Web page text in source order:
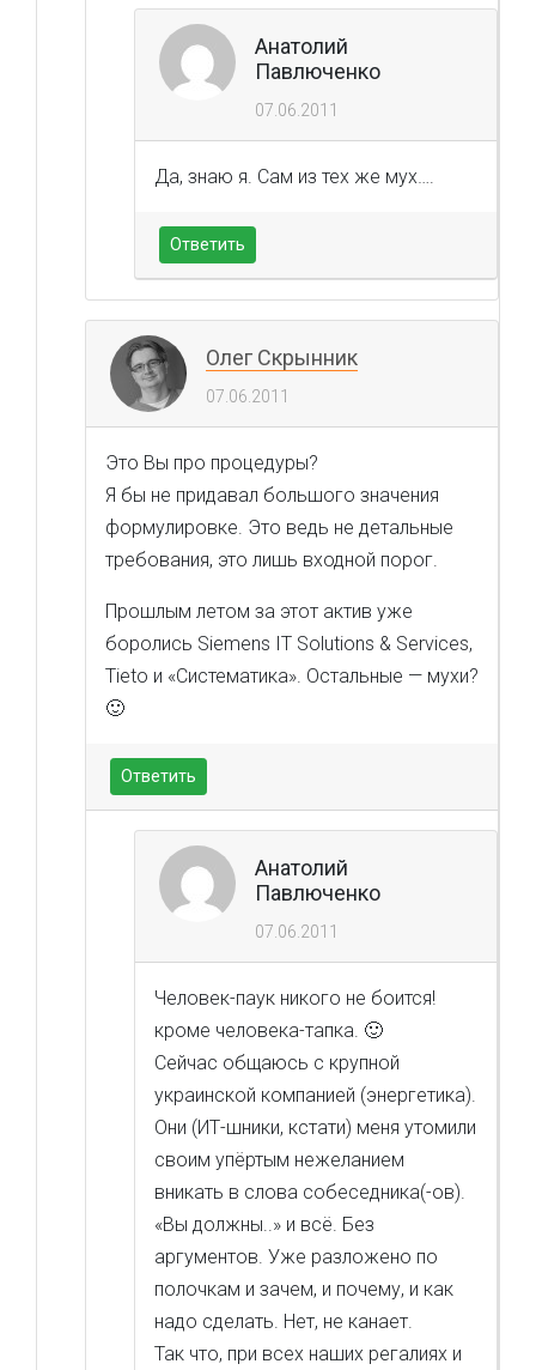
Анатолий
Павлюченко
07.06.2011
Да, знаю я. Сам из тех же мух….
Ответить
Олег Скрынник
07.06.2011
Это Вы про процедуры?
Я бы не придавал большого значения
формулировке. Это ведь не детальные
требования, это лишь входной порог.
Прошлым летом за этот актив уже
боролись Siemens IT Solutions & Services,
Tieto и «Систематика». Остальные — мухи?
🙂
Ответить
Анатолий
Павлюченко
07.06.2011
Человек-паук никого не боится!
кроме человека-тапка. 🙂
Сейчас общаюсь с крупной
украинской компанией (энергетика).
Они (ИТ-шники, кстати) меня утомили
своим упёртым нежеланием
вникать в слова собеседника(-ов).
«Вы должны..» и всё. Без
аргументов. Уже разложено по
полочкам и зачем, и почему, и как
надо сделать. Нет, не канает.
Так что, при всех наших регалиях и